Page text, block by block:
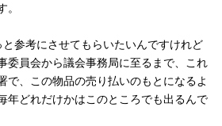
。
参考にさせてもらいたいんですけれど
委員会から議会事務局に至るまで、これ
で、この物品の売り払いのもとになるよ
年どれだけかはこのところでも出るんで